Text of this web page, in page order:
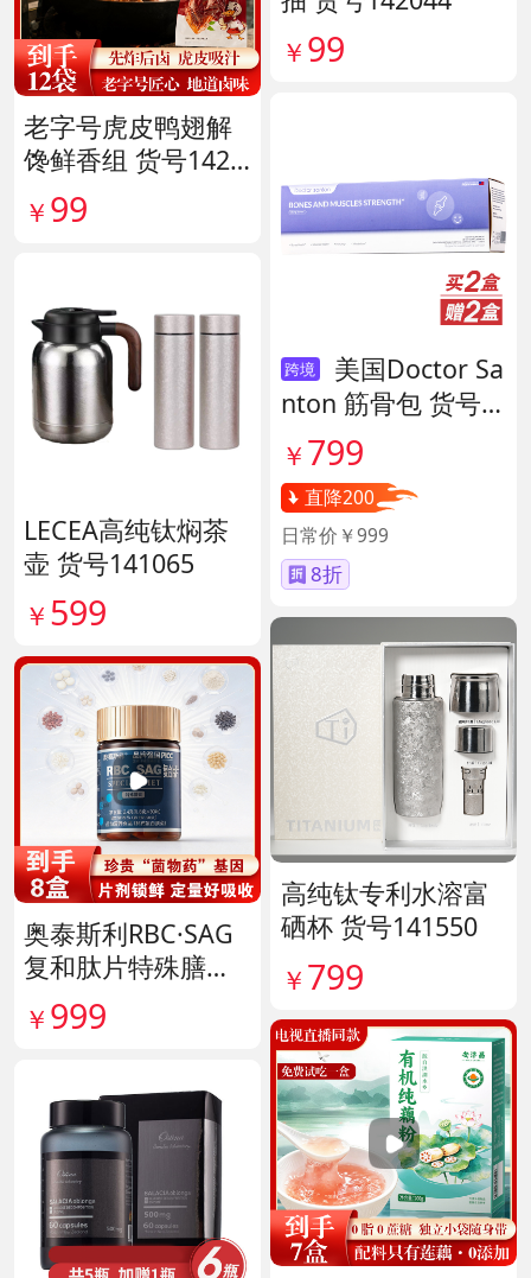
老字号虎皮鸭翅解
馋鲜香组 货号1420
38
￥ 99
LECEA高纯钛焖茶
壶 货号141065
￥ 599
奥泰斯利RBC·SAG
复和肽片特殊膳食
滋补组 货号14190
￥ 999
￥ 99
跨境
美国Doctor Sa
nton 筋骨包 货号1
40417
￥ 799
直降200
日常价￥999
8折
高纯钛专利水溶富
硒杯 货号141550
￥ 799